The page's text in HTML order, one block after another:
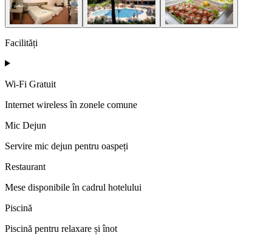
Facilități
Wi-Fi Gratuit
Internet wireless în zonele comune
Mic Dejun
Servire mic dejun pentru oaspeți
Restaurant
Mese disponibile în cadrul hotelului
Piscină
Piscină pentru relaxare și înot